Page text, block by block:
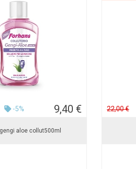
-5% 9,40 €
aloe collut500ml
22,00 €